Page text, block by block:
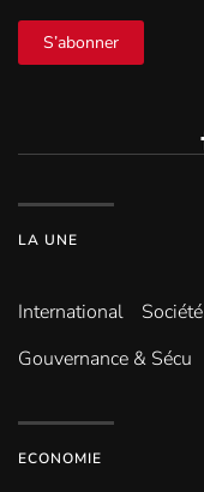
S’abonner
LA UNE
International Société
Gouvernance & Sécu
ECONOMIE